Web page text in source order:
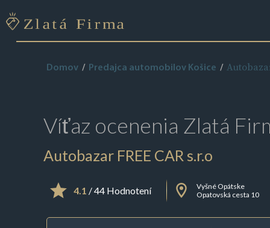
Domov Predajca automobilov Košice
Víťaz ocenenia Zlatá
Autobazar FREE CAR s.r.o
4.1 / 44 Hodnotení
Vyšné Opátske
Opatovská cesta 10